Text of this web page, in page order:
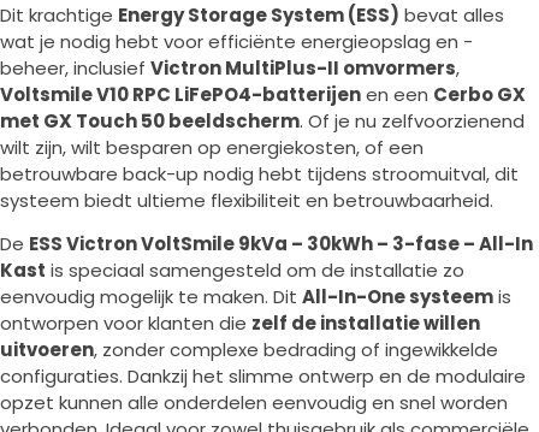
Dit krachtige Energy Storage System (ESS) bevat alles
wat je nodig hebt voor efficiënte energieopslag en -
beheer, inclusief Victron MultiPlus-II omvormers,
Voltsmile V10 RPC LiFePO4-batterijenen een Cerbo GX
met GX Touch 50 beeldscherm. Of je nu zelfvoorzienend
wilt zijn, wilt besparen op energiekosten, of een
betrouwbare back-up nodig hebt tijdens stroomuitval, dit
systeem biedt ultieme flexibiliteit en betrouwbaarheid.
De ESS Victron VoltSmile 9kVa – 30kWh – 3-fase – All-In
Kast is speciaal samengesteld om de installatie zo
eenvoudig mogelijk te maken. Dit All-In-One systeemis
ontworpen voor klanten die zelf de installatie willen
uitvoeren, zonder complexe bedrading of ingewikkelde
configuraties. Dankzij het slimme ontwerp en de modulaire
opzet kunnen alle onderdelen eenvoudig en snel worden